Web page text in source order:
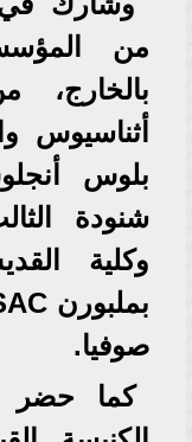
من
بالخارج،
أثناسيوس
شنودة
وكلية
صوفيا.
كما حضر